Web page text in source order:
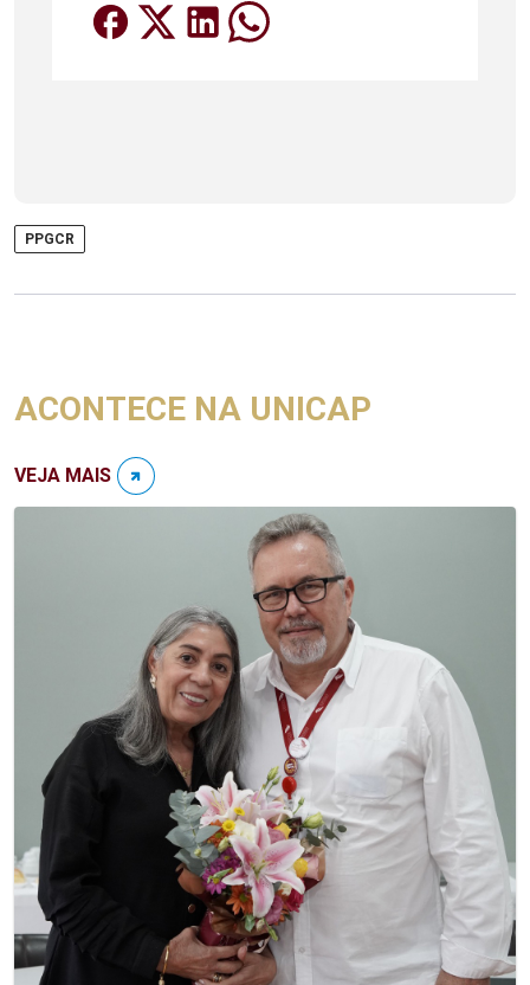
PPGCR
ACONTECE NA UNICAP
VEJA MAIS